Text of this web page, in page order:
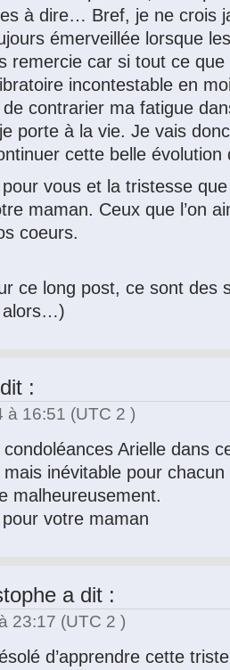
à dire… Bref, je ne crois
émerveillée lorsque
remercie car si tout ce que
incontestable en
contrarier ma fatigue
je porte à la vie. Je vais
cette belle
vous et la tristesse
maman. Ceux que l’on
coeurs.
ce long post, ce sont des
alors…)
:
à 16:51 (UTC 2 )
Arielle dans
inévitable pour
malheureusement.
votre maman
a dit :
23:17 (UTC 2 )
d’apprendre cette